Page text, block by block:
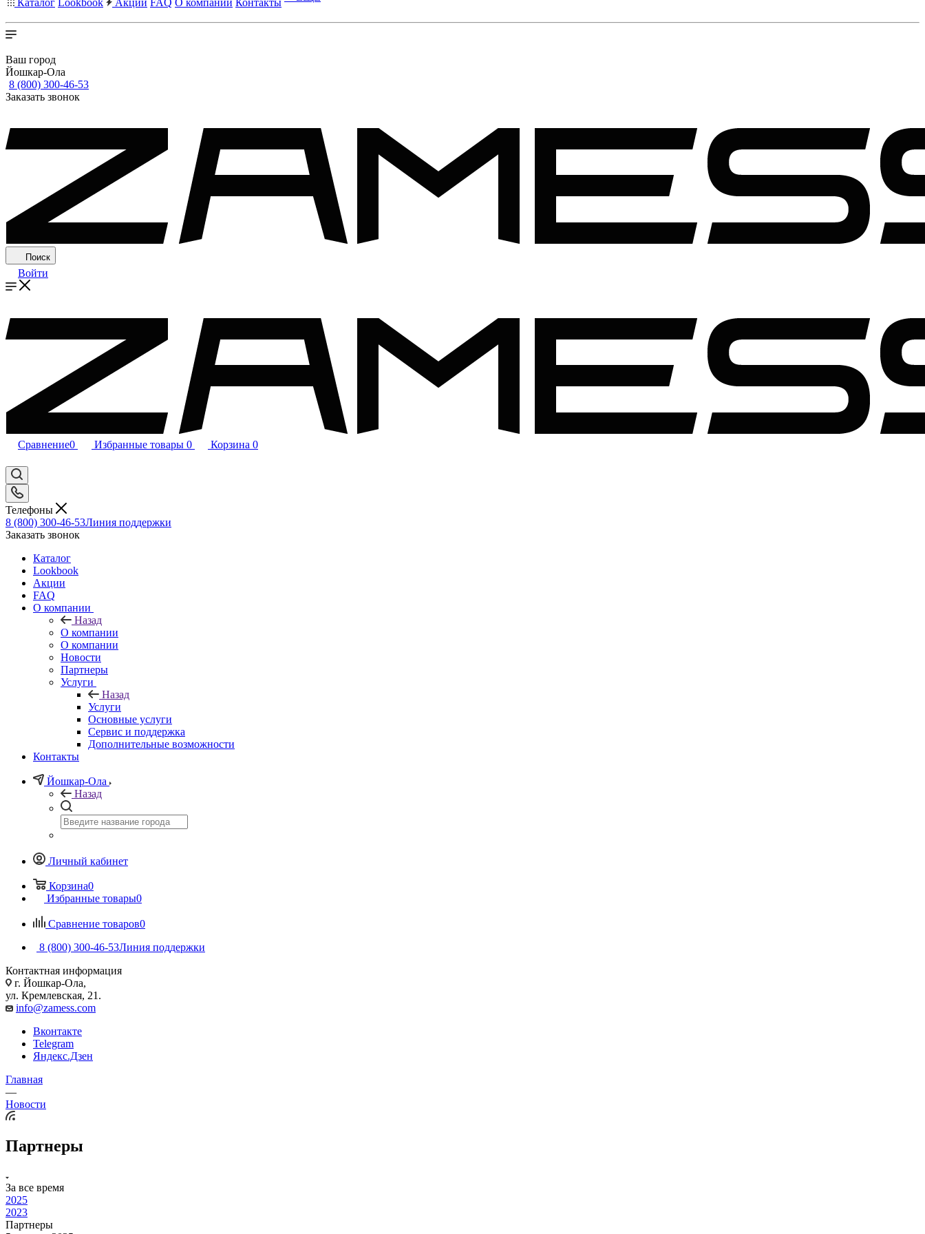
Каталог Lookbook Акции FAQ О компании Контакты
Ваш город
Йошкар-Ола
8 (800) 300-46-53
Заказать звонок
Поиск
Войти
Сравнение0 Избранные товары 0 Корзина 0
Телефоны
8 (800) 300-46-53Линия поддержки
Заказать звонок
Каталог
Lookbook
Акции
FAQ
О компании
Назад
О компании
О компании
Новости
Партнеры
Услуги
Назад
Услуги
Основные услуги
Сервис и поддержка
Дополнительные возможности
Контакты
Йошкар-Ола
Назад
Личный кабинет
Корзина0
Избранные товары0
Сравнение товаров0
8 (800) 300-46-53Линия поддержки
Контактная информация
г. Йошкар-Ола,
ул. Кремлевская, 21.
info@zamess.com
Вконтакте
Telegram
Яндекс.Дзен
Главная
—
Новости
Партнеры
За все время
2025
2023
Партнеры